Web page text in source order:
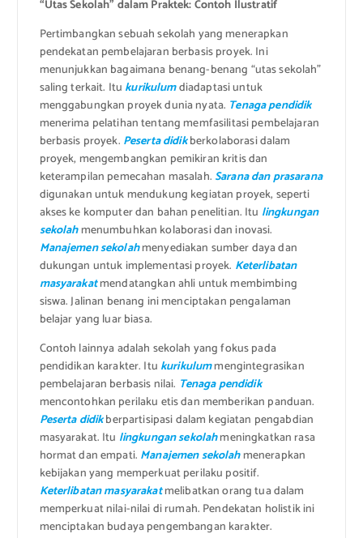
“Utas Sekolah” dalam Praktek: Contoh Ilustratif
Pertimbangkan sebuah sekolah yang menerapkan
pendekatan pembelajaran berbasis proyek. Ini
menunjukkan bagaimana benang-benang “utas sekolah”
saling terkait. Itu kurikulumdiadaptasi untuk
menggabungkan proyek dunia nyata. Tenaga pendidik
menerima pelatihan tentang memfasilitasi pembelajaran
berbasis proyek. Peserta didikberkolaborasi dalam
proyek, mengembangkan pemikiran kritis dan
keterampilan pemecahan masalah. Sarana dan prasarana
digunakan untuk mendukung kegiatan proyek, seperti
akses ke komputer dan bahan penelitian. Itu lingkungan
sekolahmenumbuhkan kolaborasi dan inovasi.
Manajemen sekolahmenyediakan sumber daya dan
dukungan untuk implementasi proyek. Keterlibatan
masyarakatmendatangkan ahli untuk membimbing
siswa. Jalinan benang ini menciptakan pengalaman
belajar yang luar biasa.
Contoh lainnya adalah sekolah yang fokus pada
pendidikan karakter. Itu kurikulummengintegrasikan
pembelajaran berbasis nilai. Tenaga pendidik
mencontohkan perilaku etis dan memberikan panduan.
Peserta didikberpartisipasi dalam kegiatan pengabdian
masyarakat. Itu lingkungan sekolahmeningkatkan rasa
hormat dan empati. Manajemen sekolahmenerapkan
kebijakan yang memperkuat perilaku positif.
Keterlibatan masyarakatmelibatkan orang tua dalam
memperkuat nilai-nilai di rumah. Pendekatan holistik ini
menciptakan budaya pengembangan karakter.